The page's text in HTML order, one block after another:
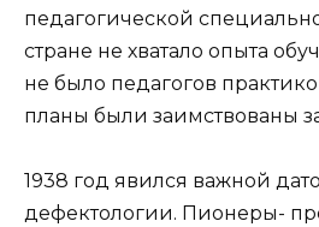
педагогической
стране не хватало опыта
не было педагогов
планы были заимствованы
1938 год явился важной
дефектологии. Пионеры-